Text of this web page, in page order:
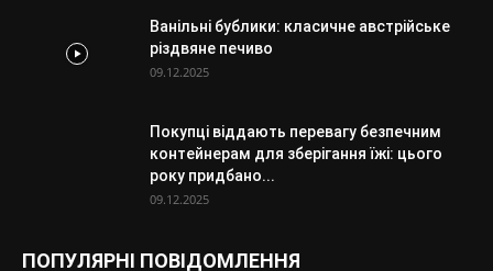
Ванільні бублики: класичне австрійське
різдвяне печиво
09.12.2025
Покупці віддають перевагу безпечним
контейнерам для зберігання їжі: цього
року придбано...
09.12.2025
ПОПУЛЯРНІ ПОВІДОМЛЕННЯ